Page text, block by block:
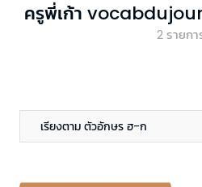
ครูพี่เก้า
2รายกา
เรียงตาม ตัวอักษร ฮ-ก